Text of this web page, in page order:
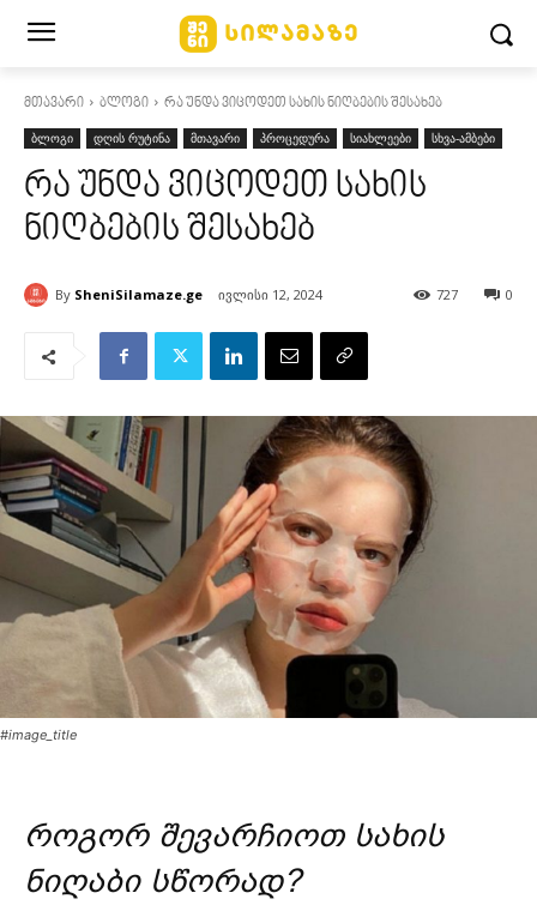
მთავარი ბლოგი რა უნდა ვიცოდეთ სახის ნიღბების შესახებ
ბლოგი დღის რუტინა მთავარი პროცედურა სიახლეები სხვა-ამბები
რა უნდა ვიცოდეთ სახის
ნიღბების შესახებ
By SheniSilamaze.ge ივლისი 12, 2024 0
727
#image_title
როგორ შევარჩიოთ სახის
ნიღაბი სწორად?